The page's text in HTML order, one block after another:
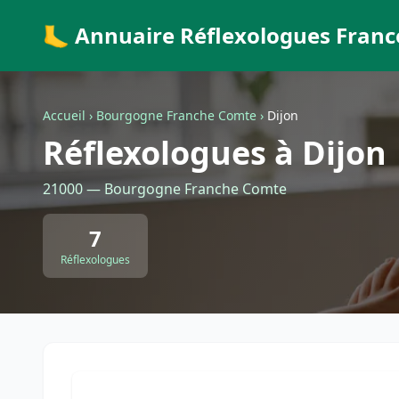
🦶 Annuaire Réflexologues
Accueil › Bourgogne Franche Comte › Dijon
Réflexologues à Dijon
21000 — Bourgogne Franche Comte
7
Réflexologues